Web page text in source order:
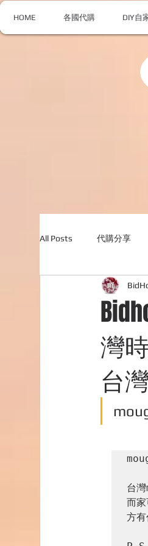
HOME 各國代購 DIY自
All Posts 代購分享
外國購物網站介紹
台灣代購
灣
台
台
而
方